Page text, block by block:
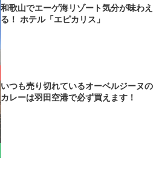
和歌山でエーゲ海リゾート気分が味わえ
る！ ホテル「エピカリス」
いつも売り切れているオーベルジーヌの
カレーは羽田空港で必ず買えます！